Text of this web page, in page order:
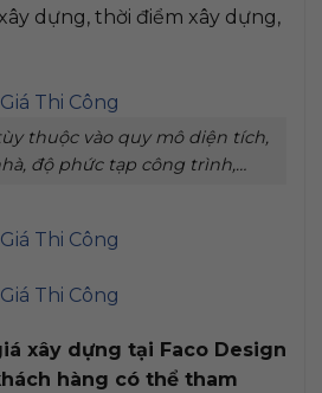
dựng, thời điểm xây dựng,
thuộc vào quy mô diện tích,
độ phức tạp công trình,…
xây dựng tại Faco Design
hàng có thể tham